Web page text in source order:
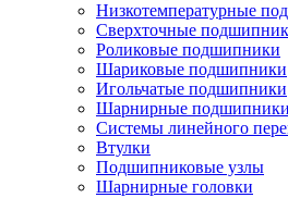
Низкотемпературные
Сверхточные
Роликовые подшипники
Шариковые подшипники
Игольчатые подшипники
Шарнирные подшипники
Системы линейного
Втулки
Подшипниковые узлы
Шарнирные головки